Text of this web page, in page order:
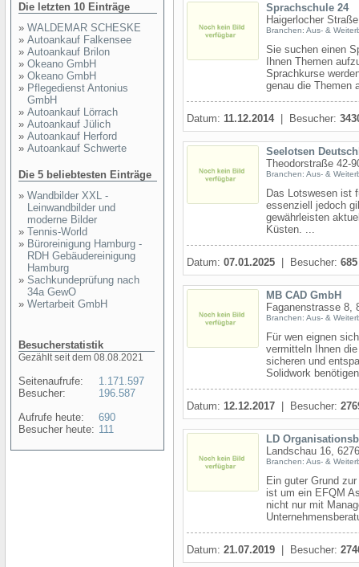
Die letzten 10 Einträge
» WALDEMAR SCHESKE
» Autoankauf Falkensee
» Autoankauf Brilon
» Okeano GmbH
» Okeano GmbH
» Pflegedienst Antonius
GmbH
» Autoankauf Lörrach
» Autoankauf Jülich
» Autoankauf Herford
» Autoankauf Schwerte
Die 5 beliebtesten Einträge
» Wandbilder XXL -
Leinwandbilder und
moderne Bilder
» Tennis-World
» Büroreinigung Hamburg -
RDH Gebäudereinigung
Hamburg
» Sachkundeprüfung nach
34a GewO
» Wertarbeit GmbH
Besucherstatistik
Gezählt seit dem 08.08.2021
Seitenaufrufe:
Besucher:
Aufrufe heute:
Besucher heute:
1.171.597
196.587
690
111
Sprachschule 24
Haigerlocher
Branchen: Aus- &
Sie suchen einen
Ihnen Themen
Sprachkurse
genau die Themen
Datum: 11.12.2014| Besucher:
Seelotsen
Theodorstraße 42-
Branchen: Aus- &
Das Lotswesen ist
essenziell jedoch
gewährleisten
Küsten. ...
Datum: 07.01.2025 | Besucher: 685
MB CAD GmbH
Faganenstrasse 8,
Branchen: Aus- &
Für wen eignen
vermitteln Ihnen
sicheren und
Solidwork
Datum: 12.12.2017 | Besucher:
LD
Landschau 16,
Branchen: Aus- &
Ein guter Grund
ist um ein EFQM
nicht nur mit
Datum: 21.07.2019 | Besucher: